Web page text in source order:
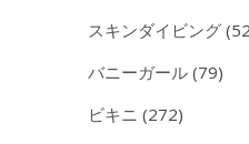
スキンダイビング
バニーガール (79)
ビキニ (272)